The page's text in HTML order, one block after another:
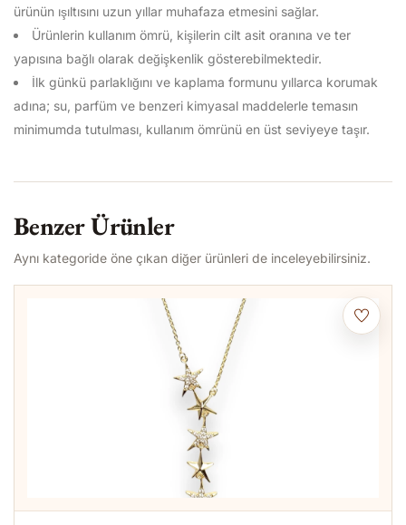
ürünün ışıltısını uzun yıllar muhafaza etmesini sağlar.
Ürünlerin kullanım ömrü, kişilerin cilt asit oranına ve ter
yapısına bağlı olarak değişkenlik gösterebilmektedir.
İlk günkü parlaklığını ve kaplama formunu yıllarca korumak
adına; su, parfüm ve benzeri kimyasal maddelerle temasın
minimumda tutulması, kullanım ömrünü en üst seviyeye taşır.
Benzer Ürünler
Aynı kategoride öne çıkan diğer ürünleri de inceleyebilirsiniz.